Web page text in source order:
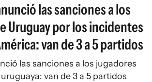
las sanciones a los
Uruguay por los incidentes
van de 3 a 5 partidos
las sanciones a los jugadores
van de 3 a 5 partidos